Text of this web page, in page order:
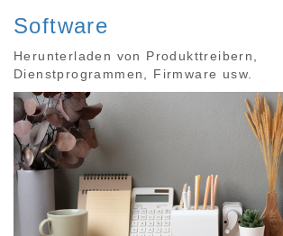
Software
Herunterladen von Produkttreibern,
Dienstprogrammen, Firmware usw.